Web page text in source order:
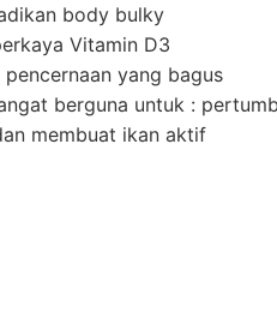
body bulky
Vitamin D3
yang bagus
berguna untuk :
membuat ikan aktif